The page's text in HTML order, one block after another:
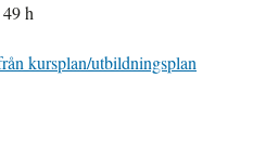
h
kursplan/utbildningsplan